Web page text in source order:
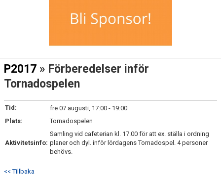
TRUPPEN
BILDGALLERI
DOKUMENT
KONTAKT
P2017 » Förberedelser inför
Tornadospelen
Tid:
fre 07 augusti, 17:00 - 19:00
Plats:
Tornadospelen
Aktivitetsinfo:
Samling vid cafeterian kl. 17.00 för att ex. ställa i ordning
planer och dyl. inför lördagens Tornadospel. 4 personer
behövs.
<< Tillbaka